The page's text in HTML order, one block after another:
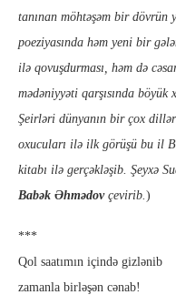
tanınan möhtəşəm bir dövrün
poeziyasında həm yeni bir
ilə qovuşdurması, həm də
mədəniyyəti qarşısında böyük
Şeirləri dünyanın bir çox
oxucuları ilə ilk görüşü bu il
kitabı ilə gerçəkləşib. Şeyxə
Babək Əhmədov çevirib.)
***
Qol saatımın içində gizlənib
zamanla birləşən cənab!